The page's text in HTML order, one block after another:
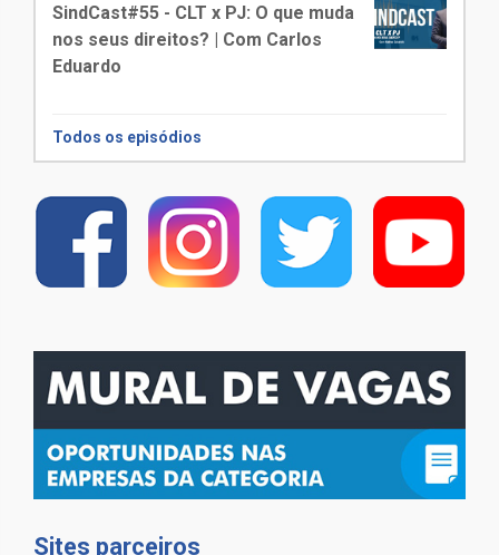
SindCast#55 - CLT x PJ: O que muda
nos seus direitos? | Com Carlos
Eduardo
Todos os episódios
Sites parceiros